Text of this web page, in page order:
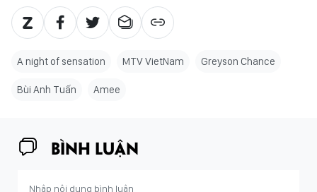
A night of sensation MTV VietNam Greyson Chance
Bùi Anh Tuấn Amee
BÌNH LUẬN